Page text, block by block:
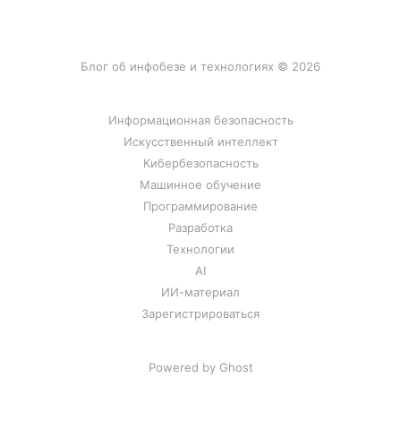
Блог об инфобезе и технологиях © 2026
Информационная безопасность
Искусственный интеллект
Кибербезопасность
Машинное обучение
Программирование
Разработка
Технологии
AI
ИИ-материал
Зарегистрироваться
Powered by Ghost